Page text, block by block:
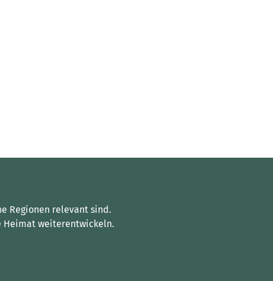
Regionen relevant sind.
Heimat weiterentwickeln.